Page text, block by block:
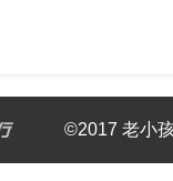
©2017 老小